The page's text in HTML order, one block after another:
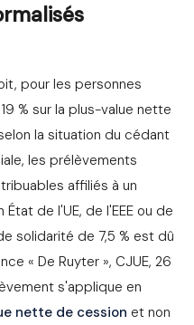
pour les personnes
% sur la plus-value nette
la situation du cédant
les prélèvements
affiliés à un
de l'UE, de l'EEE ou de
solidarité de 7,5 % est dû
« De Ruyter », CJUE, 26
s'applique en
nette de cession et non